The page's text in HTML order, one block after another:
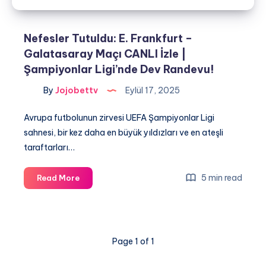
Nefesler Tutuldu: E. Frankfurt –
Galatasaray Maçı CANLI İzle |
Şampiyonlar Ligi’nde Dev Randevu!
By Jojobettv Eylül 17, 2025
Avrupa futbolunun zirvesi UEFA Şampiyonlar Ligi
sahnesi, bir kez daha en büyük yıldızları ve en ateşli
taraftarları…
Read MoreNefesler
Tutuldu:
Galatasaray
5 min read
Page 1 of 1